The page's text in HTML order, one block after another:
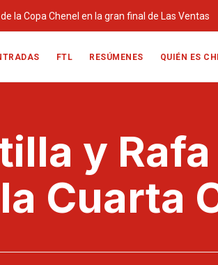
la Copa Chenel en la gran final de Las Ventas
FTL RESÚMENES QUIÉN ES
y Rafa
Cuarta